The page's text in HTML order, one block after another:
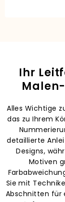
Ihr
Alles Wichtige
das zu Ihrem
detaillierte
Designs,
Motiven
Sie mit
Abschnitten für